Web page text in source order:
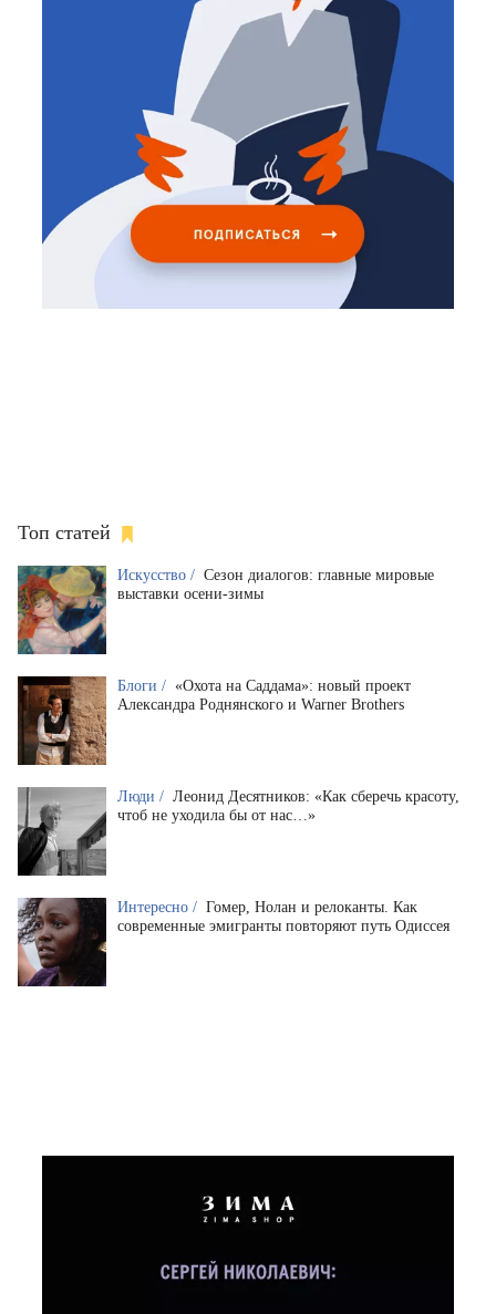
Топ статей
Искусство / Сезон диалогов: главные мировые
выставки осени-зимы
Блоги / «Охота на Саддама»: новый проект
Александра Роднянского и Warner Brothers
Люди / Леонид Десятников: «Как сберечь красоту,
чтоб не уходила бы от нас…»
Интересно / Гомер, Нолан и релоканты. Как
современные эмигранты повторяют путь Одиссея